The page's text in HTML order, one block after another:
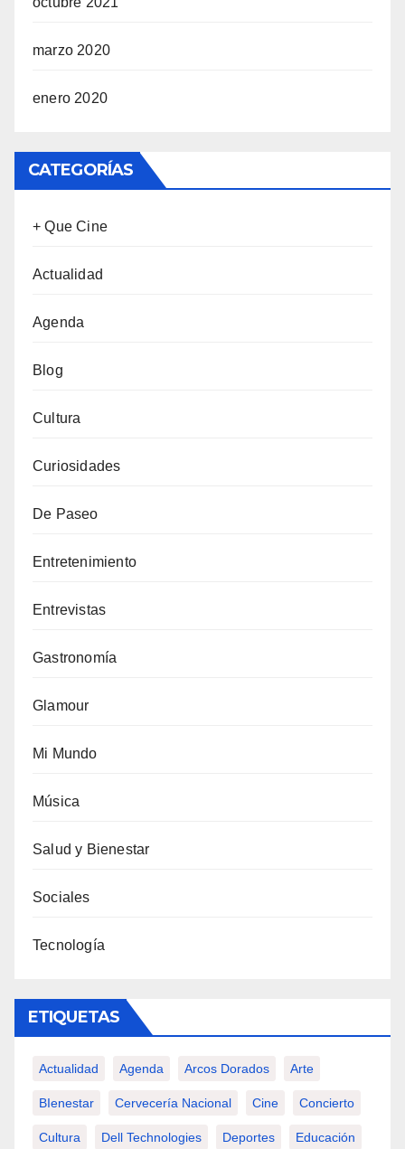
marzo 2020
enero 2020
CATEGORÍAS
+ Que Cine
Actualidad
Agenda
Blog
Cultura
Curiosidades
De Paseo
Entretenimiento
Entrevistas
Gastronomía
Glamour
Mi Mundo
Música
Salud y Bienestar
Sociales
Tecnología
ETIQUETAS
Actualidad Agenda Arcos Dorados Arte
BIenestar Cervecería Nacional Cine Concierto
Cultura Dell Technologies Deportes Educación